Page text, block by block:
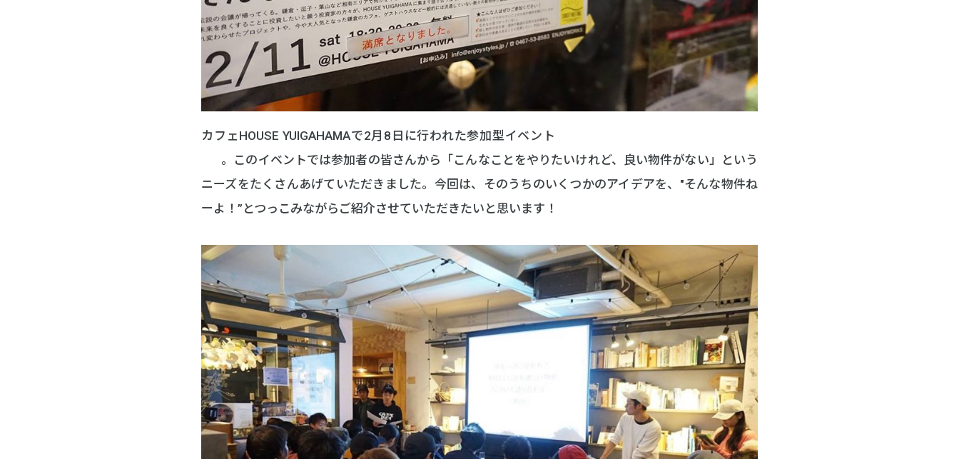
カフェHOUSE YUIGAHAMAで2月8日に行われた参加型イベント
。このイベントでは参加者の皆さんから「こんなことをやりたいけれど、良い物件がない」という
ニーズをたくさんあげていただきました。今回は、そのうちのいくつかのアイデアを、"そんな物件ね
ーよ！”とつっこみながらご紹介させていただきたいと思います！